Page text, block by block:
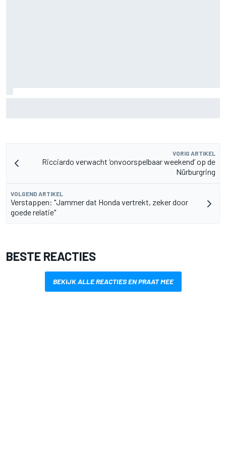
VORIG ARTIKEL
Ricciardo verwacht ‘onvoorspelbaar weekend’ op de
Nürburgring
VOLGEND ARTIKEL
Verstappen: "Jammer dat Honda vertrekt, zeker door
goede relatie"
BESTE REACTIES
BEKIJK ALLE REACTIES EN PRAAT MEE